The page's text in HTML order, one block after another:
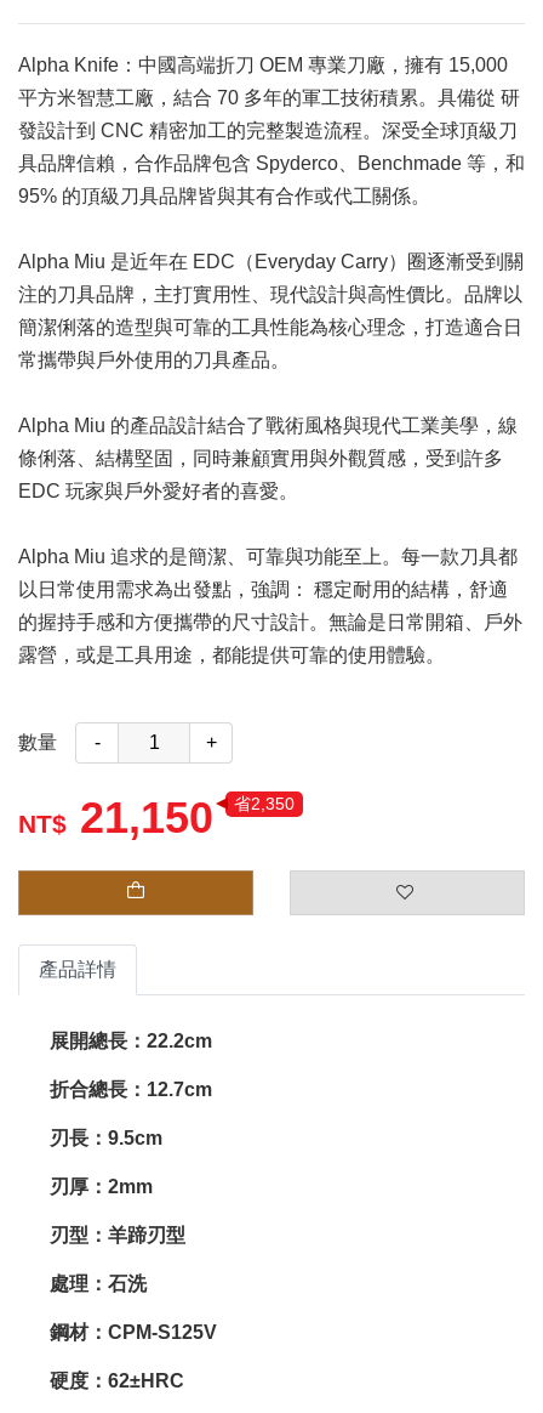
Alpha Knife：中國高端折刀 OEM 專業刀廠，擁有 15,000
平方米智慧工廠，結合 70 多年的軍工技術積累。具備從 研
發設計到 CNC 精密加工的完整製造流程。深受全球頂級刀
具品牌信賴，合作品牌包含 Spyderco、Benchmade 等，和
95% 的頂級刀具品牌皆與其有合作或代工關係。
Alpha Miu 是近年在 EDC（Everyday Carry）圈逐漸受到關
注的刀具品牌，主打實用性、現代設計與高性價比。品牌以
簡潔俐落的造型與可靠的工具性能為核心理念，打造適合日
常攜帶與戶外使用的刀具產品。
Alpha Miu 的產品設計結合了戰術風格與現代工業美學，線
條俐落、結構堅固，同時兼顧實用與外觀質感，受到許多
EDC 玩家與戶外愛好者的喜愛。
Alpha Miu 追求的是簡潔、可靠與功能至上。每一款刀具都
以日常使用需求為出發點，強調： 穩定耐用的結構，舒適
的握持手感和方便攜帶的尺寸設計。無論是日常開箱、戶外
露營，或是工具用途，都能提供可靠的使用體驗。
數量 - +
21,150 省2,350
產品詳情
展開總長：22.2cm
折合總長：12.7cm
刃長：9.5cm
刃厚：2mm
刃型：羊蹄刃型
處理：石洗
鋼材：CPM-S125V
硬度：62±HRC